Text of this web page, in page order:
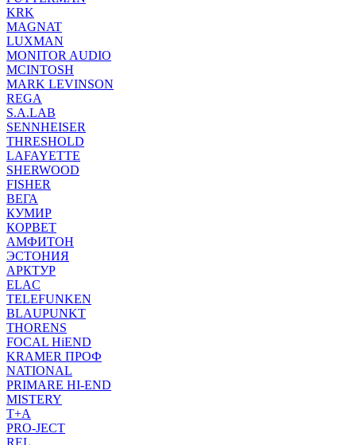
KRK
MAGNAT
LUXMAN
MONITOR AUDIO
MCINTOSH
MARK LEVINSON
REGA
S.A.LAB
SENNHEISER
THRESHOLD
LAFAYETTE
SHERWOOD
FISHER
ВЕГА
КУМИР
КОРВЕТ
АМФИТОН
ЭСТОНИЯ
АРКТУР
ELAC
TELEFUNKEN
BLAUPUNKT
THORENS
FOCAL HiEND
KRAMER ПРОФ
NATIONAL
PRIMARE HI-END
MISTERY
T+A
PRO-JECT
REL